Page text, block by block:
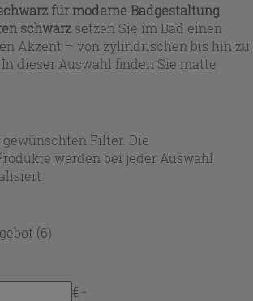
für moderne Badgestaltung
schwarz setzen Sie im Bad einen
Akzent – von zylindrischen bis hin zu
dieser Auswahl finden Sie matte
Schwarz matt/Seidenschwarz) sowie
in Dark-Mirror-Optik. Je nach
eckig , passend zu Fliesen,
So entsteht ein einheitlicher
Alltagstauglichkeit verbindet.
Filter. Die
werden bei jeder Auswahl
(6)
€ -